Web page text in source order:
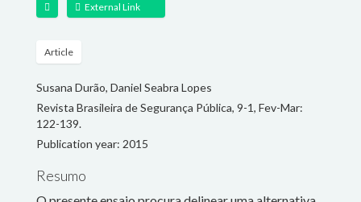
PUBLICATIONS
PROJECTS
TEACHING
FOLLOW ME
External Link
Article
Susana Durão, Daniel Seabra Lopes
Revista Brasileira de Segurança Pública, 9-1, Fev-Mar:
122-139.
Publication year: 2015
Resumo